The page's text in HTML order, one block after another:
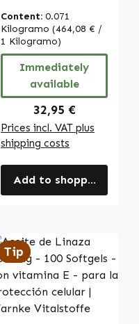
de tragar - con
DHA y EPA -
para la salud del
corazón y la
presión arterial |
Warnke
Vitalstoffe
Content: 0.071
Kilogramo (464,08 € /
1 Kilogramo)
Immediately
available
Regular price:
32,95 €
Prices incl. VAT plus
shipping costs
Add to shopping cart
Tip
Tip